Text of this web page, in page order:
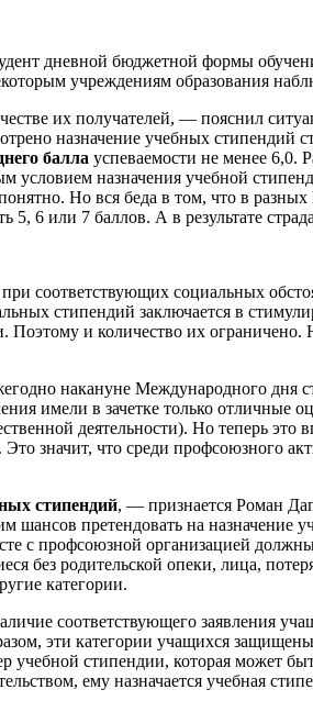
дневной бюджетной формы
учреждениям образования
их получателей, — пояснил
назначение учебных стипендий
балла успеваемости не менее
назначения учебной
Но вся беда в том, что в
5, 6 или 7 баллов. А в результате
соответствующих социальных
стипендий заключается в
Поэтому и количество их
накануне Международного дня
имели в зачетке только отличные
деятельности). Но теперь это
значит, что среди профсоюзного
стипендий, — признается Роман
претендовать на назначение
с профсоюзной организацией
без родительской опеки, лица,
категории.
соответствующего заявления
эти категории учащихся
стипендии, которая может
ему назначается учебная